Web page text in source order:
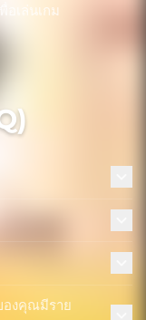
เล่นเกม
องคุณมีราย